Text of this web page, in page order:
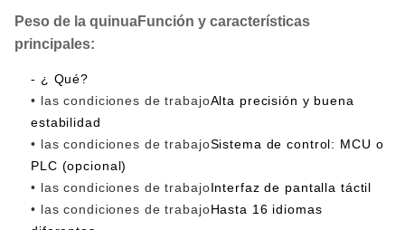
Peso de la quinuaFunción y características
principales:
- ¿ Qué?
• las condiciones de trabajoAlta precisión y buena
estabilidad
• las condiciones de trabajoSistema de control: MCU o
PLC (opcional)
• las condiciones de trabajoInterfaz de pantalla táctil
• las condiciones de trabajoHasta 16 idiomas